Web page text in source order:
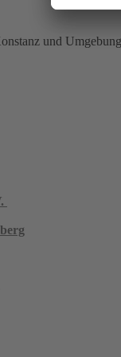
und